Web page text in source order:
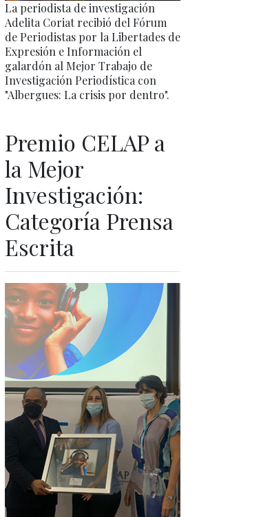
La periodista de investigación
Adelita Coriat recibió del Fórum
de Periodistas por la Libertades de
Expresión e Información el
galardón al Mejor Trabajo de
Investigación Periodística con
"Albergues: La crisis por dentro".
Premio CELAP a
la Mejor
Investigación:
Categoría Prensa
Escrita